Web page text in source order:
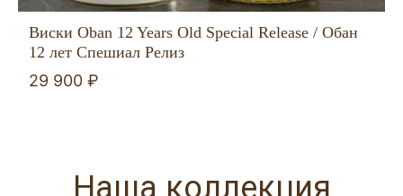
Виски Oban 12 Years Old Special Release / Обан
12 лет Спешиал Релиз
29 900 ₽
Наша коллекция